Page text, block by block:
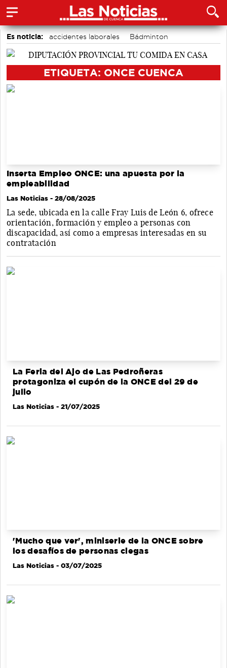
Es noticia: accidentes laborales
Bádminton
Área de Deportes
Auditorio de Cuenca
ETIQUETA: ONCE CUENCA
Inserta Empleo ONCE: una apuesta por la
empleabilidad
Las Noticias - 28/08/2025
La sede, ubicada en la calle Fray Luis de León 6, ofrece
orientación, formación y empleo a personas con
discapacidad, así como a empresas interesadas en su
contratación
La Feria del Ajo de Las Pedroñeras
protagoniza el cupón de la ONCE del 29 de
julio
Las Noticias - 21/07/2025
'Mucho que ver', miniserie de la ONCE sobre
los desafíos de personas ciegas
Las Noticias - 03/07/2025